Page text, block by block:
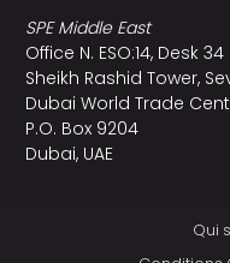
SPE Middle East
Office N. ESO:14, Desk 34
Sheikh Rashid Tower,
Dubai World Trade
P.O. Box 9204
Dubai, UAE
Qui